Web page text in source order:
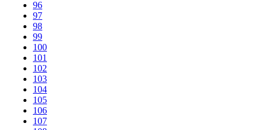
96
97
98
99
100
101
102
103
104
105
106
107